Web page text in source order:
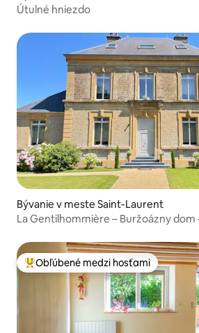
Útulné hniezdo
Bývanie v meste Saint-Laurent
La Gentilhommière – Buržoázny dom
Najobľúbenejšie medzi hosťami
Obľúbené medzi hosťami